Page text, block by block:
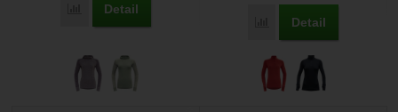
Porovnat
Detail
Porovnat
Detail